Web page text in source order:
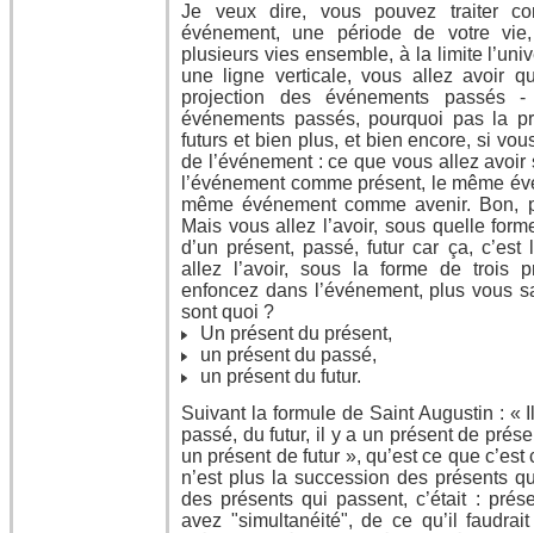
Je veux dire, vous pouvez traiter
événement, une période de votre
plusieurs vies ensemble, à la limite
une ligne verticale, vous allez avoir
projection des événements passés
événements passés, pourquoi pas la
futurs et bien plus, et bien encore, si
de l’événement : ce que vous allez avoir
l’événement comme présent, le même
même événement comme avenir. Bon,
Mais vous allez l’avoir, sous quelle
d’un présent, passé, futur car ça,
allez l’avoir, sous la forme de trois
enfoncez dans l’événement, plus vous
sont quoi ?
Un présent du présent,
un présent du passé,
un présent du futur.
Suivant la formule de Saint Augustin : «
passé, du futur, il y a un présent de
un présent de futur », qu’est ce que
n’est plus la succession des présents
des présents qui passent, c’était :
avez "simultanéité", de ce qu’il